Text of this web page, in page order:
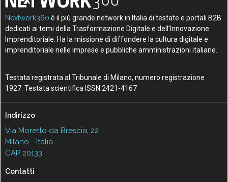
Nextwork360 è il più grande network in Italia di testate e portali B2B
dedicati ai temi della Trasformazione Digitale e dell’Innovazione
Imprenditoriale. Ha la missione di diffondere la cultura digitale e
imprenditoriale nelle imprese e pubbliche amministrazioni italiane.
Testata registrata al Tribunale di Milano, numero registrazione
1927. Testata scientifica ISSN 2421-4167
Indirizzo
Via Moretto da Brescia, 22
Milano - Italia
CAP 20133
Contatti